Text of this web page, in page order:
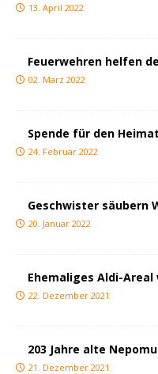
13. April 2022
Feuerwehren helfen
02. März 2022
Spende für den
24. Februar 2022
Geschwister säubern
20. Januar 2022
Ehemaliges Aldi-
22. Dezember 2021
203 Jahre alte
21. Dezember 2021